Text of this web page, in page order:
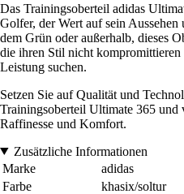
Das Trainingsoberteil adidas
Golfer, der Wert auf sein
dem Grün oder außerhalb, dieses
die ihren Stil nicht
Leistung suchen.
Setzen Sie auf Qualität und
Trainingsoberteil Ultimate 365 und
Raffinesse und Komfort.
Zusätzliche Informationen
Marke
adidas
Farbe
khasix/soltur